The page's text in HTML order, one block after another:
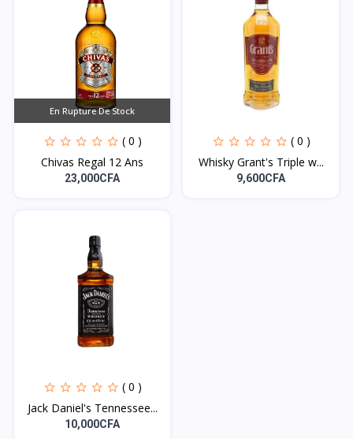
En Rupture De Stock
( 0 )
Chivas Regal 12 Ans
23,000CFA
( 0 )
Whisky Grant's Triple w...
9,600CFA
( 0 )
Jack Daniel's Tennessee...
10,000CFA